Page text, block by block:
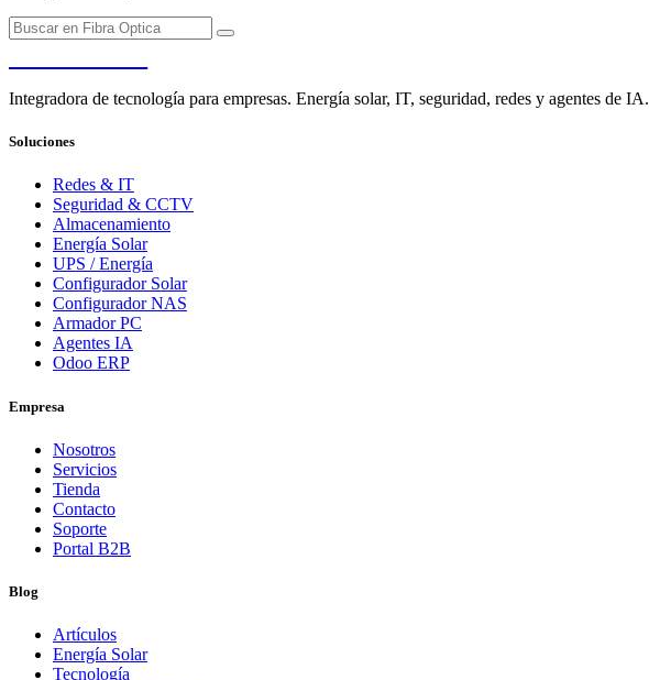
Integradora de tecnología para empresas. Energía solar, IT, seguridad, redes y agentes de IA.
Soluciones
Redes & IT
Seguridad & CCTV
Almacenamiento
Energía Solar
UPS / Energía
Configurador Solar
Configurador NAS
Armador PC
Agentes IA
Odoo ERP
Empresa
Nosotros
Servicios
Tienda
Contacto
Soporte
Portal B2B
Blog
Artículos
Energía Solar
Tecnología